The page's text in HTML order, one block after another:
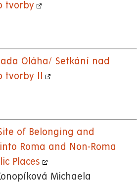
tvorby
Oláha/ Setkání nad
tvorby II
of Belonging and
Roma and Non-Roma
Places
Michaela